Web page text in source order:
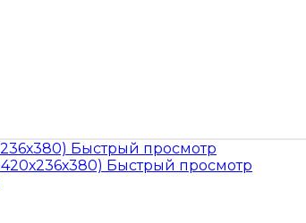
Быстрый просмотр
Быстрый просмотр